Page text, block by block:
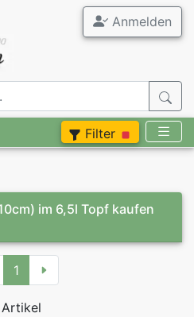
Anmelden
Filter
im 6,5l Topf kaufen
1
Artikel